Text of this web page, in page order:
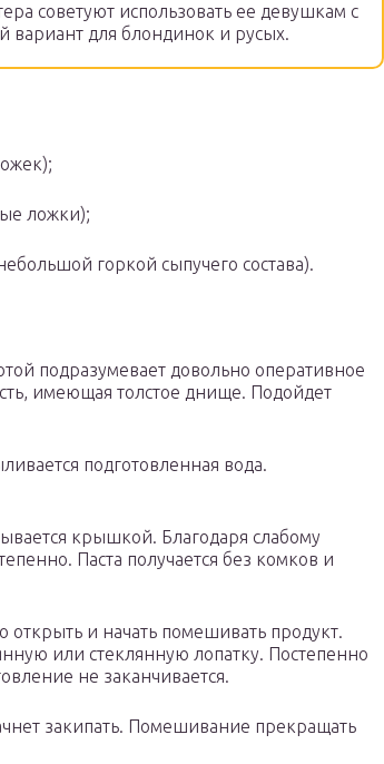
советуют использовать ее девушкам с
вариант для блондинок и русых.
ложки);
горкой сыпучего состава).
подразумевает довольно оперативное
имеющая толстое днище. Подойдет
подготовленная вода.
крышкой. Благодаря слабому
Паста получается без комков и
и начать помешивать продукт.
или стеклянную лопатку. Постепенно
не заканчивается.
закипать. Помешивание прекращать